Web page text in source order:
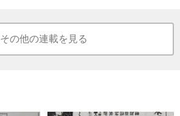
その他の連載を見る